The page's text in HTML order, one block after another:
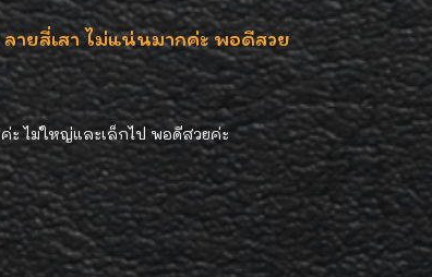
ายสี่เสา ไม่แน่นมากค่ะ พอดีสวย
ะ ไม่ใหญ่และเล็กไป พอดีสวยค่ะ